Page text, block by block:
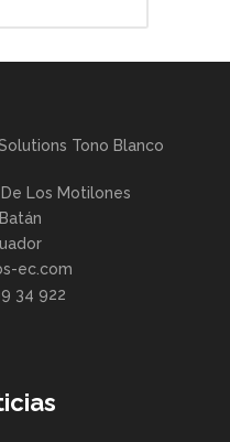
Los Motilones
ec.com
34 922